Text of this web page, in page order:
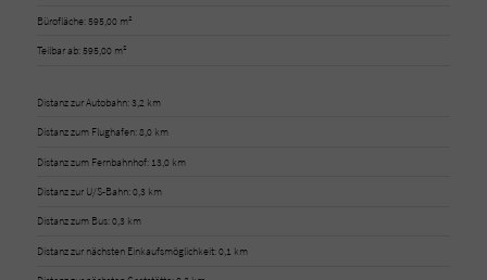
Bürofläche: 595,00 m²
Teilbar ab: 595,00 m²
Distanz zur Autobahn: 3,2 km
Distanz zum Flughafen: 8,0 km
Distanz zum Fernbahnhof: 13,0 km
Distanz zur U/S-Bahn: 0,3 km
Distanz zum Bus: 0,3 km
Distanz zur nächsten Einkaufsmöglichkeit: 0,1 km